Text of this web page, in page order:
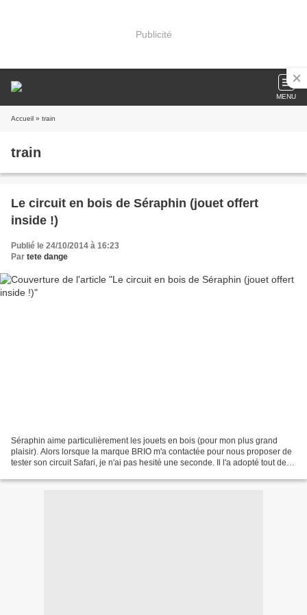
Publicité
MENU
Accueil » train
train
Le circuit en bois de Séraphin (jouet offert
inside !)
Publié le 24/10/2014 à 16:23
Par tete dange
Séraphin aime particulièrement les jouets en bois (pour mon plus grand
plaisir). Alors lorsque la marque BRIO m'a contactée pour nous proposer de
tester son circuit Safari, je n'ai pas hesité une seconde. Il l'a adopté tout de